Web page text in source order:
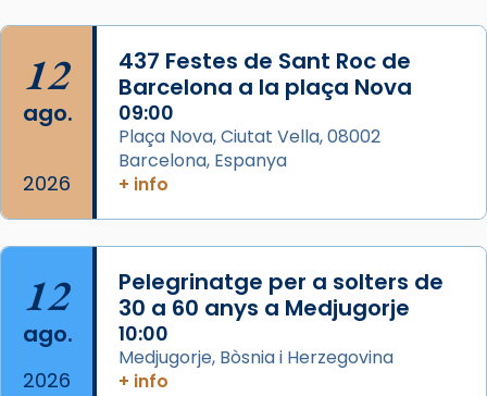
Acompanyant la història de sant Cugat, a
partir de l’Edat Mitjana sorgeix la tradició
que les santes Juliana (“relatiu a Júlia”) i
Semproniana (“relatiu a Semprònia =
eterna”) són deixebles seves. I l’any 1667, el
frare Joan Gaspar Roig, afirma en una obra
que les santes són filles de l’antiga Iluro.
Mataró en reivindicarà les relíq
Foto
View on Facebook ·
12
ago.
2026
437 Festes de Sant Roc de
Barcelona a la plaça Nova
09:00
Plaça Nova, Ciutat Vella, 08002
Barcelona, Espanya
+ info
12
ago.
2026
Pelegrinatge per a solters de
30 a 60 anys a Medjugorje
10:00
Medjugorje, Bòsnia i Herzegovina
+ info